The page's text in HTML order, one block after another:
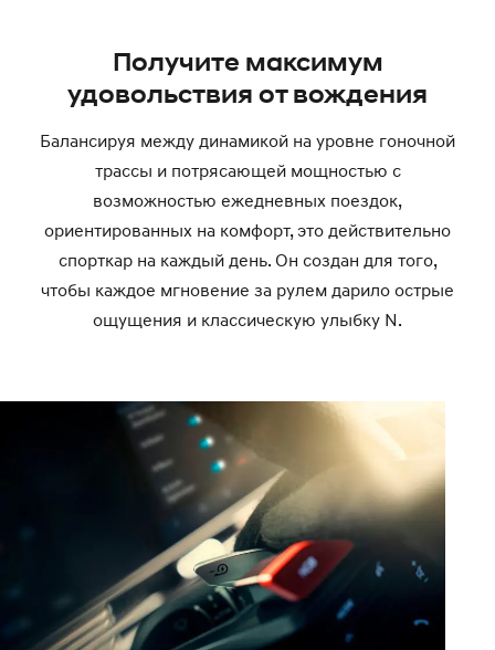
Получите максимум
удовольствия от вождения
Балансируя между динамикой на уровне гоночной
трассы и потрясающей мощностью с
возможностью ежедневных поездок,
ориентированных на комфорт, это действительно
спорткар на каждый день. Он создан для того,
чтобы каждое мгновение за рулем дарило острые
ощущения и классическую улыбку N.